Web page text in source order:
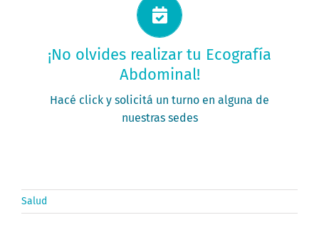
¡No olvides realizar tu Ecografía
Abdominal!
Hacé click y solicitá un turno en alguna de
nuestras sedes
Solicitá tu turno ahora
PEDÍ TU TURNO
Salud